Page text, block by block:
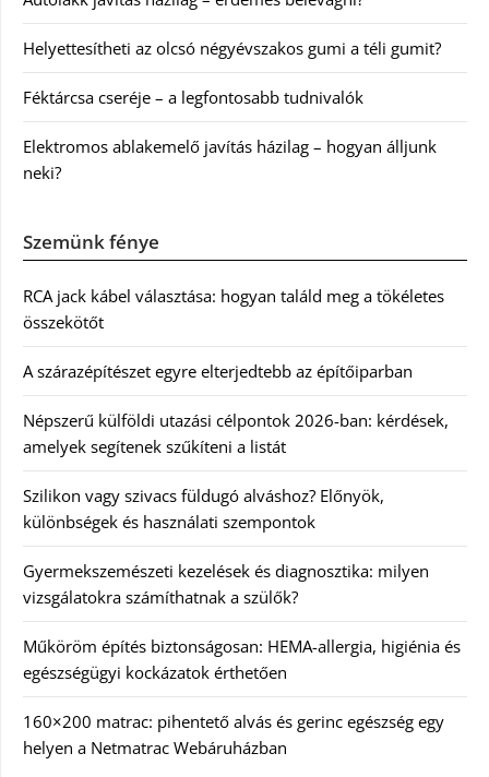
Helyettesítheti az olcsó négyévszakos gumi a téli gumit?
Féktárcsa cseréje – a legfontosabb tudnivalók
Elektromos ablakemelő javítás házilag – hogyan álljunk
neki?
Szemünk fénye
RCA jack kábel választása: hogyan találd meg a tökéletes
összekötőt
A szárazépítészet egyre elterjedtebb az építőiparban
Népszerű külföldi utazási célpontok 2026-ban: kérdések,
amelyek segítenek szűkíteni a listát
Szilikon vagy szivacs füldugó alváshoz? Előnyök,
különbségek és használati szempontok
Gyermekszemészeti kezelések és diagnosztika: milyen
vizsgálatokra számíthatnak a szülők?
Műköröm építés biztonságosan: HEMA-allergia, higiénia és
egészségügyi kockázatok érthetően
160×200 matrac: pihentető alvás és gerinc egészség egy
helyen a Netmatrac Webáruházban